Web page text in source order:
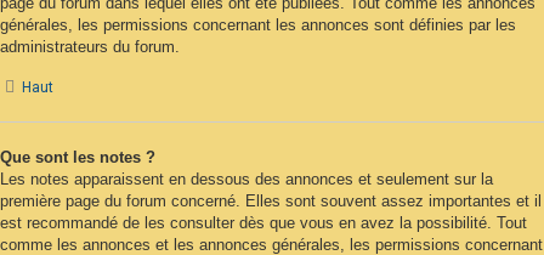
générales, les permissions concernant les annonces sont définies par les
administrateurs du forum.
Haut
Que sont les notes ?
Les notes apparaissent en dessous des annonces et seulement sur la
première page du forum concerné. Elles sont souvent assez importantes et il
est recommandé de les consulter dès que vous en avez la possibilité. Tout
comme les annonces et les annonces générales, les permissions concernant